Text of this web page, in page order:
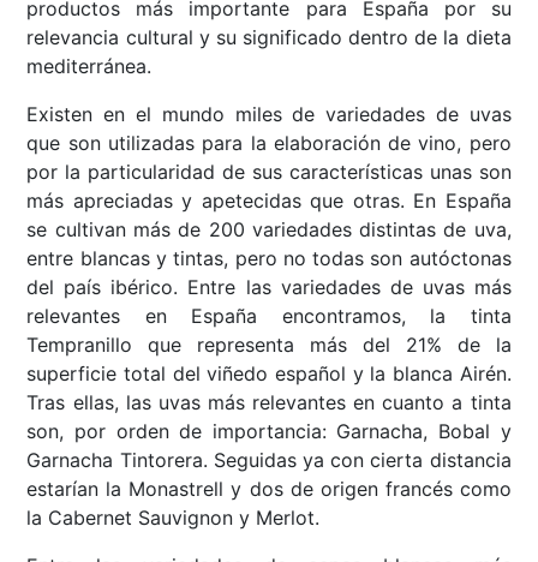
productos más importante para España por su
relevancia cultural y su significado dentro de la dieta
mediterránea.
Existen en el mundo miles de variedades de uvas
que son utilizadas para la elaboración de vino, pero
por la particularidad de sus características unas son
más apreciadas y apetecidas que otras. En España
se cultivan más de 200 variedades distintas de uva,
entre blancas y tintas, pero no todas son autóctonas
del país ibérico. Entre las variedades de uvas más
relevantes en España encontramos, la tinta
Tempranillo que representa más del 21% de la
superficie total del viñedo español y la blanca Airén.
Tras ellas, las uvas más relevantes en cuanto a tinta
son, por orden de importancia: Garnacha, Bobal y
Garnacha Tintorera. Seguidas ya con cierta distancia
estarían la Monastrell y dos de origen francés como
la Cabernet Sauvignon y Merlot.